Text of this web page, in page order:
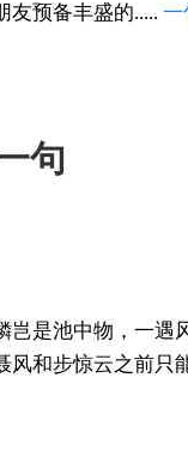
友预备丰盛的..... 一
句
岂是池中物，一
风和步惊云之前只